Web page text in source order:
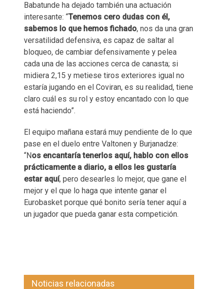
Babatunde ha dejado también una actuación
interesante: “Tenemos cero dudas con él,
sabemos lo que hemos fichado, nos da una gran
versatilidad defensiva, es capaz de saltar al
bloqueo, de cambiar defensivamente y pelea
cada una de las acciones cerca de canasta; si
midiera 2,15 y metiese tiros exteriores igual no
estaría jugando en el Coviran, es su realidad, tiene
claro cuál es su rol y estoy encantado con lo que
está haciendo”.
El equipo mañana estará muy pendiente de lo que
pase en el duelo entre Valtonen y Burjanadze:
“Nos encantaría tenerlos aquí, hablo con ellos
prácticamente a diario, a ellos les gustaría
estar aquí, pero desearles lo mejor, que gane el
mejor y el que lo haga que intente ganar el
Eurobasket porque qué bonito sería tener aquí a
un jugador que pueda ganar esta competición.
Noticias relacionadas